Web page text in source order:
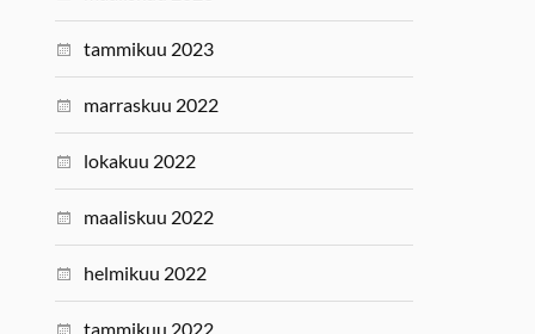
tammikuu 2023
marraskuu 2022
lokakuu 2022
maaliskuu 2022
helmikuu 2022
tammikuu 2022